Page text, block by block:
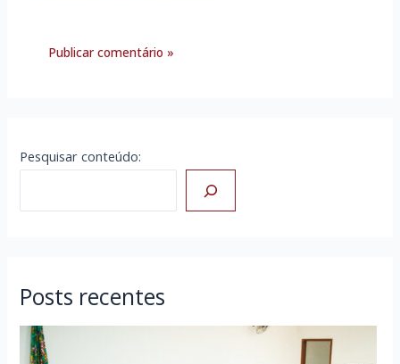
Pesquisar conteúdo:
Posts recentes